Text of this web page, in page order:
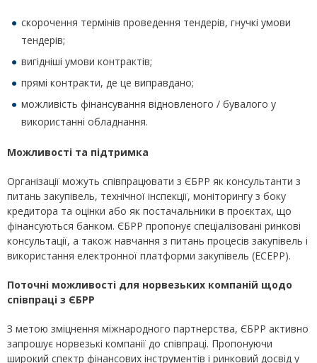
скорочення термінів проведення тендерів, гнучкі умови
тендерів;
вигідніші умови контрактів;
прямі контракти, де це виправдано;
можливість фінансування відновленого / бувалого у
використанні обладнання.
Можливості та підтримка
Організації можуть співпрацювати з ЄБРР як консультанти з
питань закупівель, технічної інспекції, моніторингу з боку
кредитора та оцінки або як постачальники в проєктах, що
фінансуються банком. ЄБРР пропонує спеціалізовані ринкові
консультації, а також навчання з питань процесів закупівель і
використання електронної платформи закупівель (ECEPP).
Поточні можливості для норвезьких компаній щодо
співпраці з ЄБРР
З метою зміцнення міжнародного партнерства, ЄБРР активно
запрошує норвезькі компанії до співпраці. Пропонуючи
широкий спектр фінансових інструментів і ринковий досвід у